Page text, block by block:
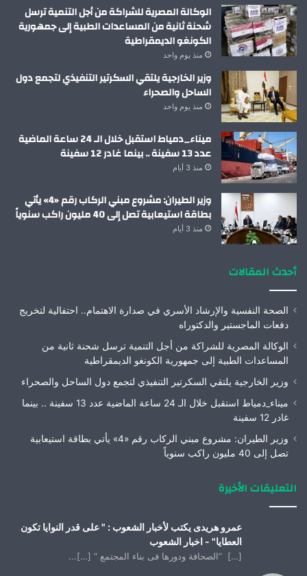
الوكالة المصرية للشراكة من أجل التنمية ترسل
شحنة ثانية من المساعدات الطبية إلى جمهورية
الكونغو الديمقراطية
منذ يوم واحد
وزير الخارجية يلتقي السكرتير التنفيذي لتجمع دول
الساحل والصحراء
منذ يوم واحد
ميناء_دمياط استقبل خلال الـ 24 ساعة الماضية
عدد 13 سفينة .. بينما غادر 12 سفينة
منذ 3 أيام
وزير الطيران: مشروع مبني الركاب رقم «4» يأتي
بطاقة استيعابية تصل إلى 40 مليون راكب سنوياً
منذ 3 أيام
أحدث المقالات
الصحة النفسية والإرشاد الأسري في صدارة الاهتمام.. احتفالية لتخريج
دفعات الماجستير والدكتوراه
الوكالة المصرية للشراكة من أجل التنمية ترسل شحنة ثانية من
المساعدات الطبية إلى جمهورية الكونغو الديمقراطية
وزير الخارجية يلتقي السكرتير التنفيذي لتجمع دول الساحل والصحراء
ميناء_دمياط استقبل خلال الـ 24 ساعة الماضية عدد 13 سفينة .. بينما
غادر 12 سفينة
وزير الطيران: مشروع مبني الركاب رقم «4» يأتي بطاقة استيعابية
تصل إلى 40 مليون راكب سنوياً
التعليقات الأخيرة
عمرو هريدى يكتب لأخبار الشعوب : " على قدر النوايا تكون
العطايا" - اخبار الشعوب
[…] “الصحافة ودورها فى بناء المجتمع “ […]...